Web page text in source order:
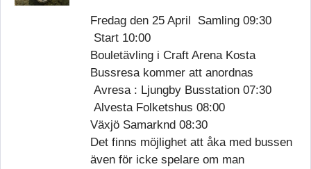
Fredag den 25 April Samling 09:30
Start 10:00
Bouletävling i Craft Arena Kosta
Bussresa kommer att anordnas
Avresa : Ljungby Busstation 07:30
Alvesta Folketshus 08:00
Växjö Samarknd 08:30
Det finns möjlighet att åka med bussen
även för icke spelare om man